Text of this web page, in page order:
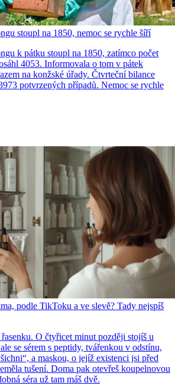
stoupl na 1850, nemoc se rychle šíří
k pátku stoupl na 1850, zatímco počet
4053. Informovala o tom v pátek
na konžské úřady. Čtvrteční bilance
potvrzených případů. Nemoc se rychle
podle TikToku a ve slevě? Tady nejspíš
O čtyřicet minut později stojíš u
se sérem s peptidy, tvářenkou v odstínu,
a maskou, o jejíž existenci jsi před
tušení. Doma pak otevřeš koupelnovou
séra už tam máš dvě.